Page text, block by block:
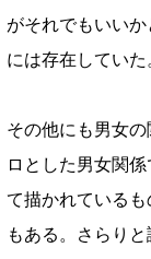
がそれでもいい
には存在していた
その他にも男女
ロとした男女関
て描かれている
もある。さらり